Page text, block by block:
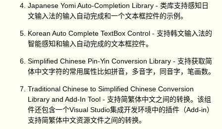
Japanese Yomi Auto-Completion Library - 类库支持感知日
文输入法的输入自动完成和一个文本框控件的示例。
Korean Auto Complete TextBox Control - 支持韩文输入法的
智能感知和输入自动完成的文本框控件。
Simplified Chinese Pin-Yin Conversion Library - 支持获取简
体中文字符的常用属性比如拼音，多音字，同音字，笔画数。
Traditional Chinese to Simplified Chinese Conversion
Library and Add-In Tool - 支持简繁体中文之间的转换。该组
件还包含一个Visual Studio集成开发环境中的插件（Add-in）
支持简繁体中文资源文件之间的转换。